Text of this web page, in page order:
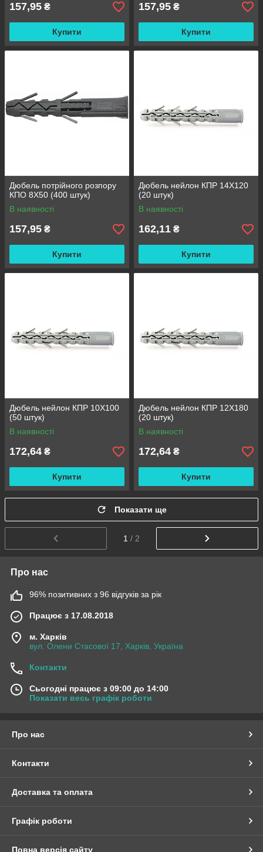
157,95 ₴
Купити
157,95 ₴
Купити
Дюбель потрійного розпору
КПО 8X50 (400 штук)
В наявності
157,95 ₴
Купити
Дюбель нейлон КПР 14X120
(20 штук)
В наявності
162,11 ₴
Купити
Дюбель нейлон КПР 10X100
(50 штук)
В наявності
172,64 ₴
Купити
Дюбель нейлон КПР 12X180
(20 штук)
В наявності
172,64 ₴
Купити
Показати ще
1 / 2
Про нас
96% позитивних з 96 відгуків за рік
Працює з 17.08.2018
м. Харків
вул. Олени Стасової 17, Харків, Україна
Контакти
Сьогодні працює з 09:00 до 14:00
Показати весь графік роботи
Про нас
Контакти
Доставка та оплата
Графік роботи
Повна версія сайту